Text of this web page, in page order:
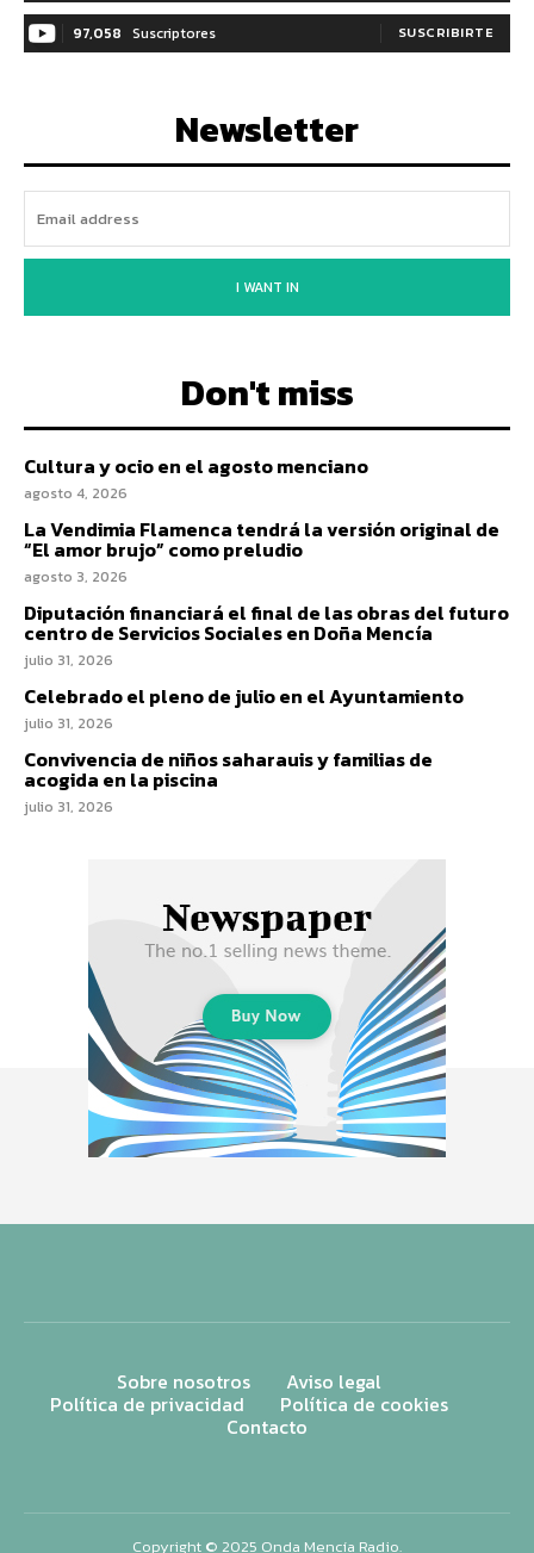
97,058 Suscriptores SUSCRIBIRTE
Newsletter
I WANT IN
Don't miss
Cultura y ocio en el agosto menciano
agosto 4, 2026
La Vendimia Flamenca tendrá la versión original de
“El amor brujo” como preludio
agosto 3, 2026
Diputación financiará el final de las obras del futuro
centro de Servicios Sociales en Doña Mencía
julio 31, 2026
Celebrado el pleno de julio en el Ayuntamiento
julio 31, 2026
Convivencia de niños saharauis y familias de
acogida en la piscina
julio 31, 2026
Sobre nosotros Aviso legal
Política de privacidad Política de cookies
Contacto
Copyright © 2025 Onda Mencía Radio.